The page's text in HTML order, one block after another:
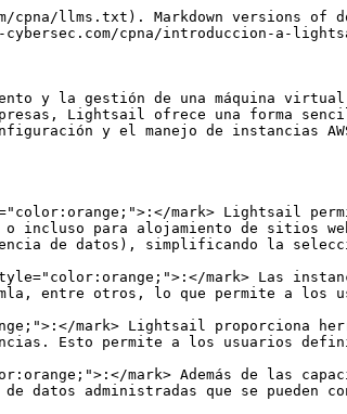
llms.txt). Markdown versions of
cpna/introduccion-a-
y la gestión de una máquina
Lightsail ofrece una forma
y el manejo de instancias
mark> Lightsail
incluso para alojamiento de sitios
de datos), simplificando la
mark> Las
entre otros, lo que permite a los
mark> Lightsail proporciona
Esto permite a los usuarios
mark> Además de las
datos administradas que se